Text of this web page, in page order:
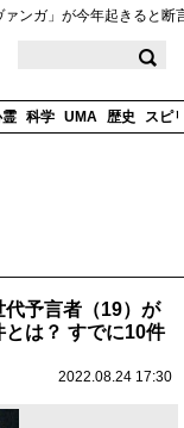
ァンガ」が今年起きると断
科学 UMA 歴史 スピ
代予言者（19）が
とは？ すでに10件
2022.08.24 17:30